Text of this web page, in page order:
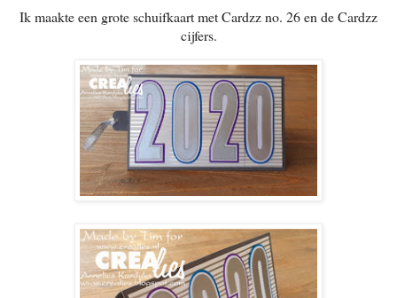
Ik maakte een grote schuifkaart met Cardzz no. 26 en de Cardzz
cijfers.